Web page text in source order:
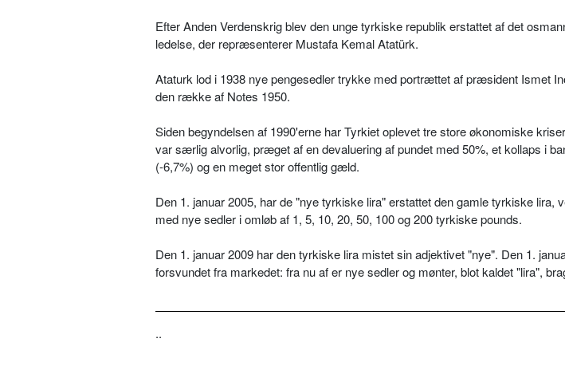
Efter Anden Verdenskrig blev den unge tyrkiske republik erstattet af det
ledelse, der repræsenterer Mustafa Kemal Atatürk.
Ataturk lod i 1938 nye pengesedler trykke med portrættet af præsident Ismet
den række af Notes 1950.
Siden begyndelsen af 1990'erne har Tyrkiet oplevet tre store økonomiske
var særlig alvorlig, præget af en devaluering af pundet med 50%, et kollaps i
(-6,7%) og en meget stor offentlig gæld.
Den 1. januar 2005, har de "nye tyrkiske lira" erstattet den gamle tyrkiske lira,
med nye sedler i omløb af 1, 5, 10, 20, 50, 100 og 200 tyrkiske pounds.
Den 1. januar 2009 har den tyrkiske lira mistet sin adjektivet "nye". Den 1.
forsvundet fra markedet: fra nu af er nye sedler og mønter, blot kaldet "lira",
..